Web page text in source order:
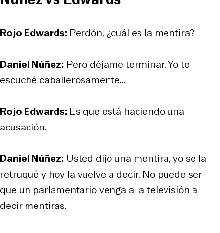
Rojo Edwards: Perdón, ¿cuál es la mentira?
Daniel Núñez: Pero déjame terminar. Yo te
escuché caballerosamente...
Rojo Edwards: Es que está haciendo una
acusación.
Daniel Núñez: Usted dijo una mentira, yo se la
retruqué y hoy la vuelve a decir. No puede ser
que un parlamentario venga a la televisión a
decir mentiras.